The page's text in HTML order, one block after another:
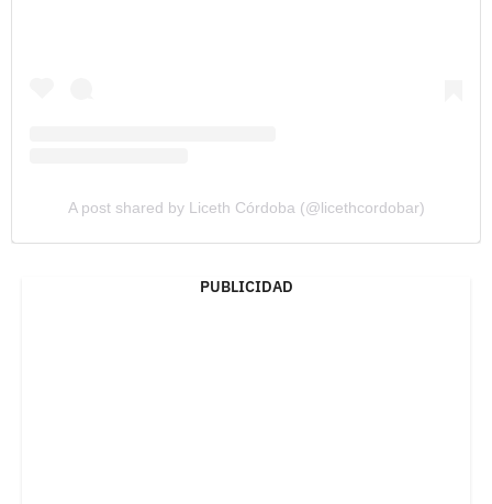
A post shared by Liceth Córdoba (@licethcordobar)
PUBLICIDAD